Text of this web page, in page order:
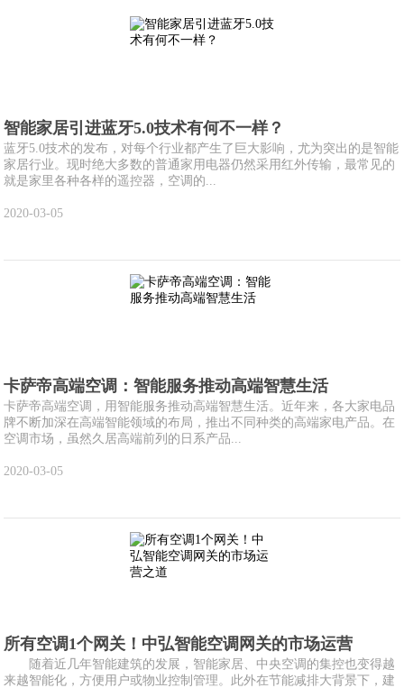
智能家居引进蓝牙5.0技术有何不一样？
蓝牙5.0技术的发布，对每个行业都产生了巨大影响，尤为突出的是智能
家居行业。现时绝大多数的普通家用电器仍然采用红外传输，最常见的
就是家里各种各样的遥控器，空调的...
2020-03-05
卡萨帝高端空调：智能服务推动高端智慧生活
卡萨帝高端空调，用智能服务推动高端智慧生活。近年来，各大家电品
牌不断加深在高端智能领域的布局，推出不同种类的高端家电产品。在
空调市场，虽然久居高端前列的日系产品...
2020-03-05
所有空调1个网关！中弘智能空调网关的市场运营
随着近几年智能建筑的发展，智能家居、中央空调的集控也变得越
来越智能化，方便用户或物业控制管理。此外在节能减排大背景下，建